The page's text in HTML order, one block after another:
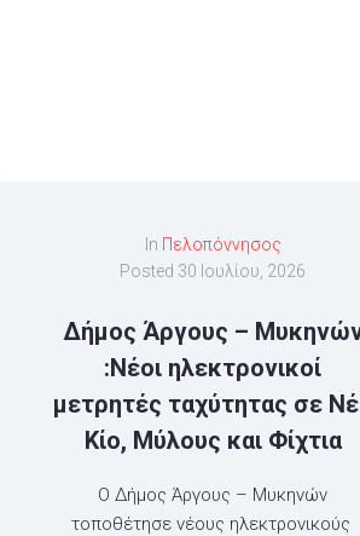
In Πελοπόννησος
Posted 30 Ιουλίου, 2026
Δήμος Άργους –
:Νέοι ηλεκτρονικοί
μετρητές ταχύτητας σε
Κίο, Μύλους και Φίχτια
Ο Δήμος Άργους – Μυκηνών
τοποθέτησε νέους ηλεκτρονικούς